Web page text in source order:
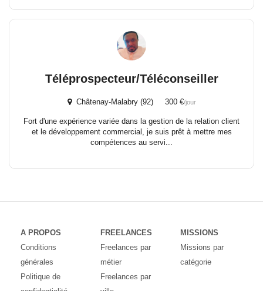
Téléprospecteur/Téléconseiller
Châtenay-Malabry (92) 300 €/jour
Fort d'une expérience variée dans la gestion de la relation client
et le développement commercial, je suis prêt à mettre mes
compétences au servi...
A PROPOS
Conditions
générales
Politique de
FREELANCES
Freelances par
métier
Freelances par
MISSIONS
Missions par
catégorie